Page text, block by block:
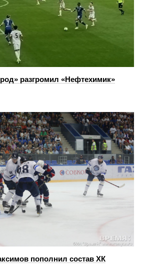
разгромил «Нефтехимик»
пополнил состав ХК